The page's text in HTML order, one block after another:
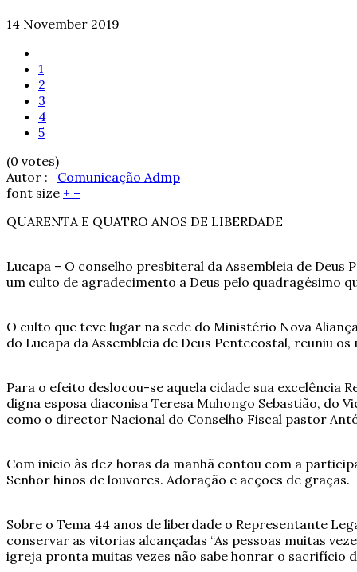
14 November 2019
1
2
3
4
5
(0 votes)
Autor : Comunicação Admp
font size + –
QUARENTA E QUATRO ANOS DE LIBERDADE
Lucapa – O conselho presbiteral da Assembleia de
um culto de agradecimento a Deus pelo quadragésimo
O culto que teve lugar na sede do Ministério Nova
do Lucapa da Assembleia de Deus Pentecostal, reuniu
Para o efeito deslocou-se aquela cidade sua excelência
digna esposa diaconisa Teresa Muhongo Sebastião, do
como o director Nacional do Conselho Fiscal pastor
Com inicio às dez horas da manhã contou com a
Senhor hinos de louvores. Adoração e acções de graças.
Sobre o Tema 44 anos de liberdade o Representante
conservar as vitorias alcançadas “As pessoas muitas
igreja pronta muitas vezes não sabe honrar o sacrifício